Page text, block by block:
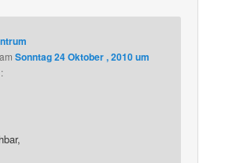
Sonntag 24 Oktober , 2010 um
: